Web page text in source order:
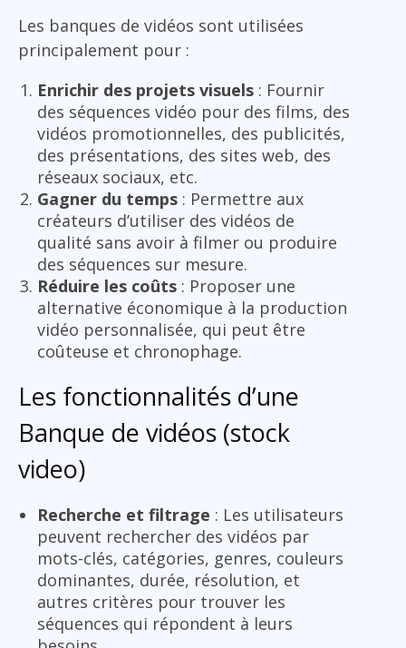
Les banques de vidéos sont utilisées
principalement pour :
Enrichir des projets visuels : Fournir
des séquences vidéo pour des films, des
vidéos promotionnelles, des publicités,
des présentations, des sites web, des
réseaux sociaux, etc.
Gagner du temps : Permettre aux
créateurs d’utiliser des vidéos de
qualité sans avoir à filmer ou produire
des séquences sur mesure.
Réduire les coûts : Proposer une
alternative économique à la production
vidéo personnalisée, qui peut être
coûteuse et chronophage.
Les fonctionnalités d’une
Banque de vidéos (stock
video)
Recherche et filtrage : Les utilisateurs
peuvent rechercher des vidéos par
mots-clés, catégories, genres, couleurs
dominantes, durée, résolution, et
autres critères pour trouver les
séquences qui répondent à leurs